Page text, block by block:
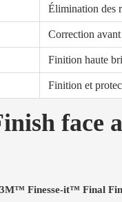
Élimination des
Correction
Finition haute
Finition et
face
3M™ Finesse-it™ Final